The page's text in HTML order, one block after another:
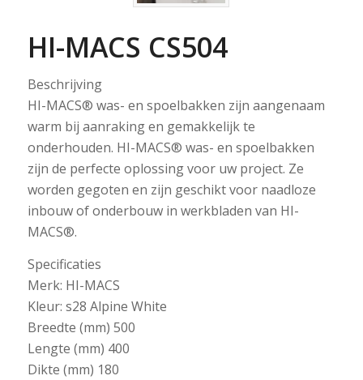
HI-MACS CS504
Beschrijving
HI-MACS® was- en spoelbakken zijn aangenaam
warm bij aanraking en gemakkelijk te
onderhouden. HI-MACS® was- en spoelbakken
zijn de perfecte oplossing voor uw project. Ze
worden gegoten en zijn geschikt voor naadloze
inbouw of onderbouw in werkbladen van HI-
MACS®.
Specificaties
Merk: HI-MACS
Kleur: s28 Alpine White
Breedte (mm) 500
Lengte (mm) 400
Dikte (mm) 180